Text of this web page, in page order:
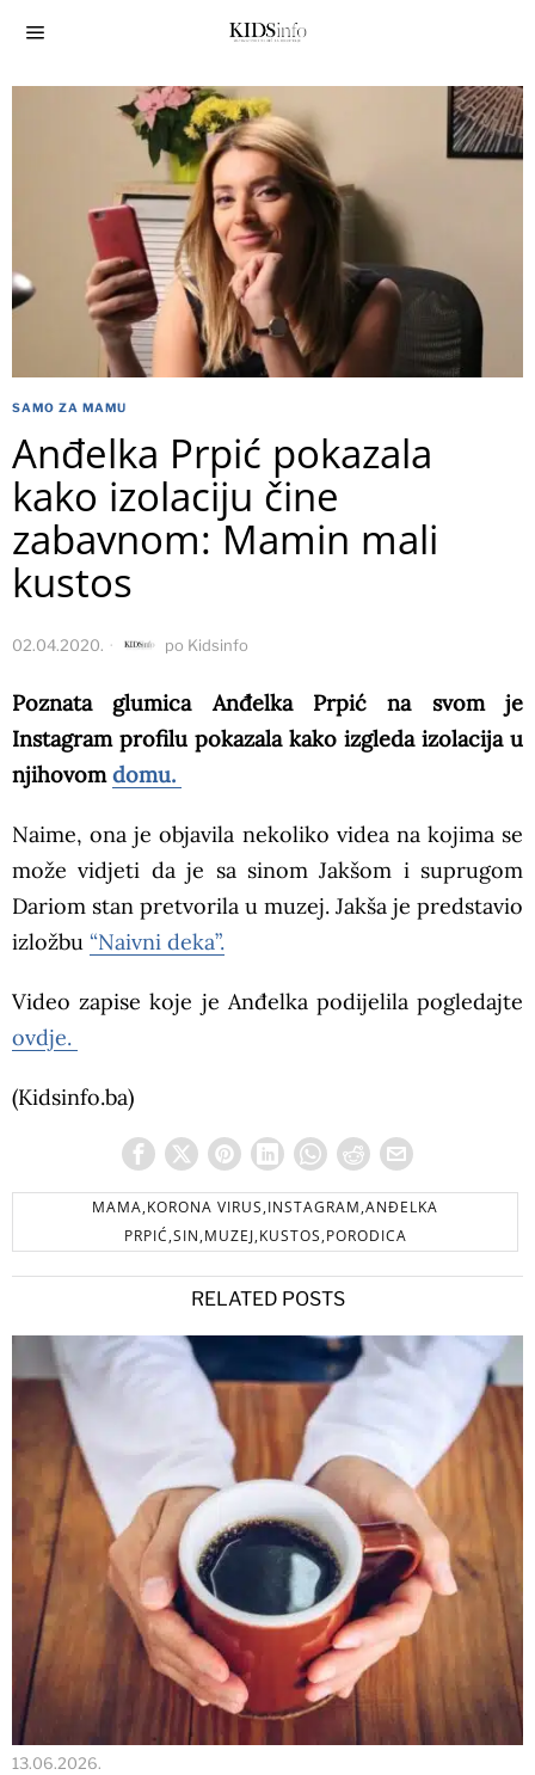
SAMO ZA MAMU
Anđelka Prpić pokazala
kako izolaciju čine
zabavnom: Mamin mali
kustos
02.04.2020. po Kidsinfo
Poznata glumica Anđelka Prpić na svom je
Instagram profilu pokazala kako izgleda izolacija u
njihovomdomu.
Naime, ona je objavila nekoliko videa na kojima se
može vidjeti da je sa sinom Jakšom i suprugom
Dariom stan pretvorila u muzej. Jakša je predstavio
izložbu “Naivni deka”.
Video zapise koje je Anđelka podijelila pogledajte
ovdje.
(Kidsinfo.ba)
MAMA,KORONA VIRUS,INSTAGRAM,ANĐELKA
PRPIĆ,SIN,MUZEJ,KUSTOS,PORODICA
RELATED POSTS
13.06.2026.